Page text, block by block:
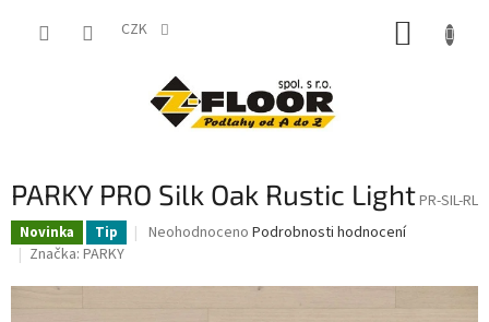
CZK
PARKY PRO Silk Oak Rustic LightPR-SIL-RL
Novinka Tip
Průměrné
je
Neohodnoceno Podrobnosti hodnocení
Značka: PARKY